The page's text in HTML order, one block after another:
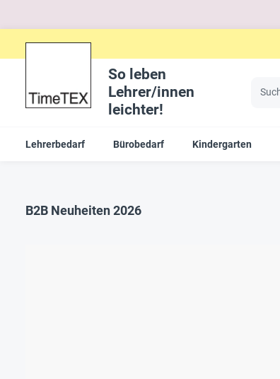
So leben
Lehrer/innen
leichter!
Lehrerbedarf Bürobedarf Kindergarten
B2B Neuheiten 2026